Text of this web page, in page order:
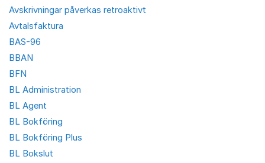
Avskrivningar påverkas retroaktivt
Avtalsfaktura
BAS-96
BBAN
BFN
BL Administration
BL Agent
BL Bokföring
BL Bokföring Plus
BL Bokslut